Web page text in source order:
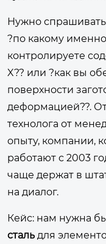
Нужно спрашивать
?по какому
контролируете
X?? или ?как вы
поверхности
деформацией??.
технолога от
опыту, компании,
работают с 2003
чаще держат в
на диалог.
Кейс: нам нужна
сталь для